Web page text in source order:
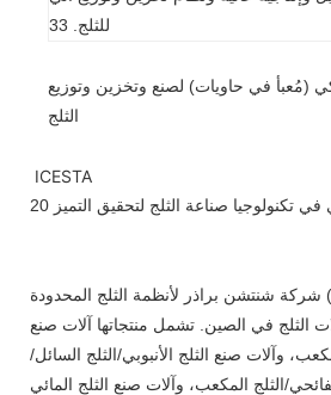
(مُعبأ في حاويات) لصنع وتخزين وتوزيع
الثلج
ICESTA
شركة شنتشن براذر لأنظمة الثلج المحدودة (علامة ICESTA التجارية)،
الثلج في الصين. تشمل منتجاتها آلات صنع
وآلات صنع الثلج الأنبوبي/الثلج السائل/